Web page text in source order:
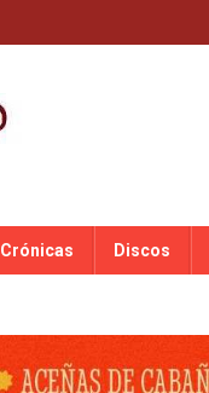
Crónicas Discos